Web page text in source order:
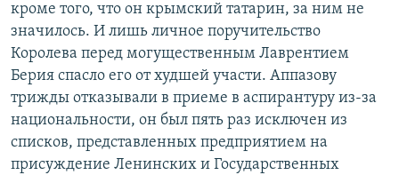
кроме того, что он крымский татарин, за ним не
значилось. И лишь личное поручительство
Королева перед могущественным Лаврентием
Берия спасло его от худшей участи. Аппазову
трижды отказывали в приеме в аспирантуру из-за
национальности, он был пять раз исключен из
списков, представленных предприятием на
присуждение Ленинских и Государственных